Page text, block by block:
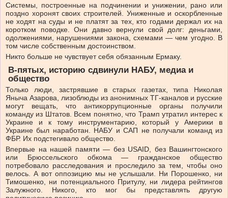
Системы, построенные на подчинении и унижении, рано или
поздно хоронят своих строителей. Униженные и оскорбленные
не ходят на суды и не платят за тех, кто годами держал их на
коротком поводке. Они давно вернули свой долг: деньгами,
одолжениями, нарушениями закона, схемами — чем угодно. В
том числе собственным достоинством.
Никто больше не чувствует себя обязанным Ермаку.
В-пятых, историю сдвинули НАБУ, медиа и
общество
Только люди, застрявшие в старых газетах, типа Николая
Яныча Азарова, лизоблюды из анонимных ТГ-каналов и русские
могут вещать, что антикоррупционные органы получили
команду из Штатов. Всем понятно, что Трамп утратил интерес к
Украине и к тому инструментарию, который у Америки в
Украине был наработан. НАБУ и САП не получали команд из
ФБР. Их подстегивало общество.
Впервые на нашей памяти — без USAID, без Вашингтонского
или Брюссельского обкома — гражданское общество
потребовало расследования и проследило за тем, чтобы оно
велось. А вот оппозицию мы не услышали. Ни Порошенко, ни
Тимошенко, ни потенциального Притулу, ни лидера рейтингов
Залужного. Никого, кто мог бы представлять другую